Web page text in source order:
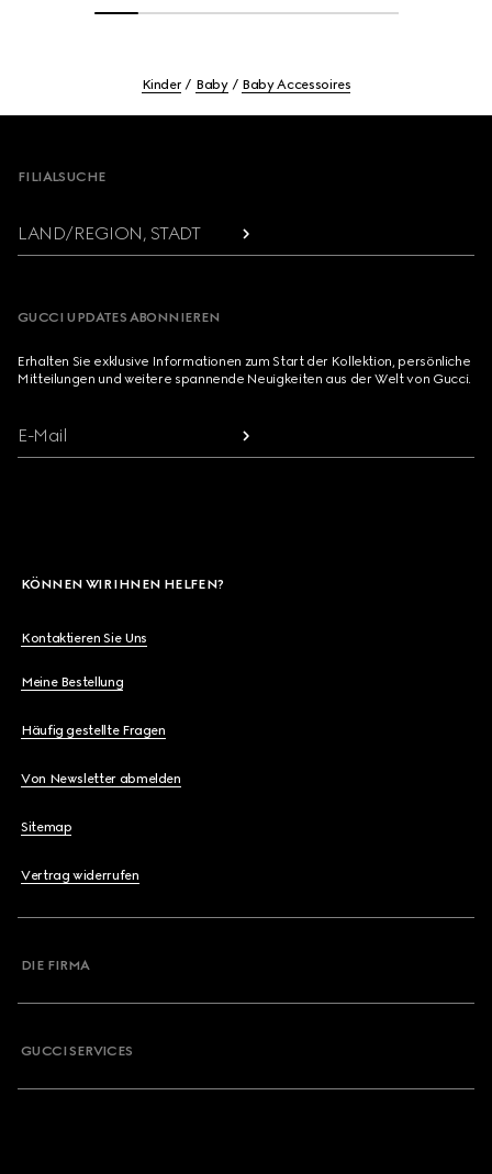
Kinder Baby Baby Accessoires
FILIALSUCHE
LAND/REGION, STADT
GUCCI UPDATES ABONNIEREN
Erhalten Sie exklusive Informationen zum Start der Kollektion, persönliche
Mitteilungen und weitere spannende Neuigkeiten aus der Welt von Gucci.
E-Mail
KÖNNEN WIR IHNEN HELFEN?
Kontaktieren Sie Uns
Meine Bestellung
Häufig gestellte Fragen
Von Newsletter abmelden
Sitemap
Vertrag widerrufen
DIE FIRMA
GUCCI SERVICES